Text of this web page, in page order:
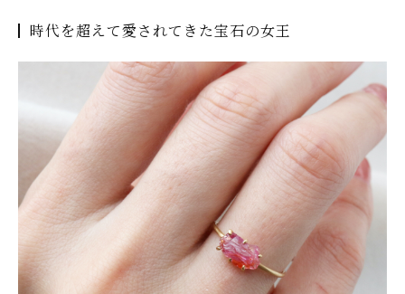
時代を超えて愛されてきた宝石の女王